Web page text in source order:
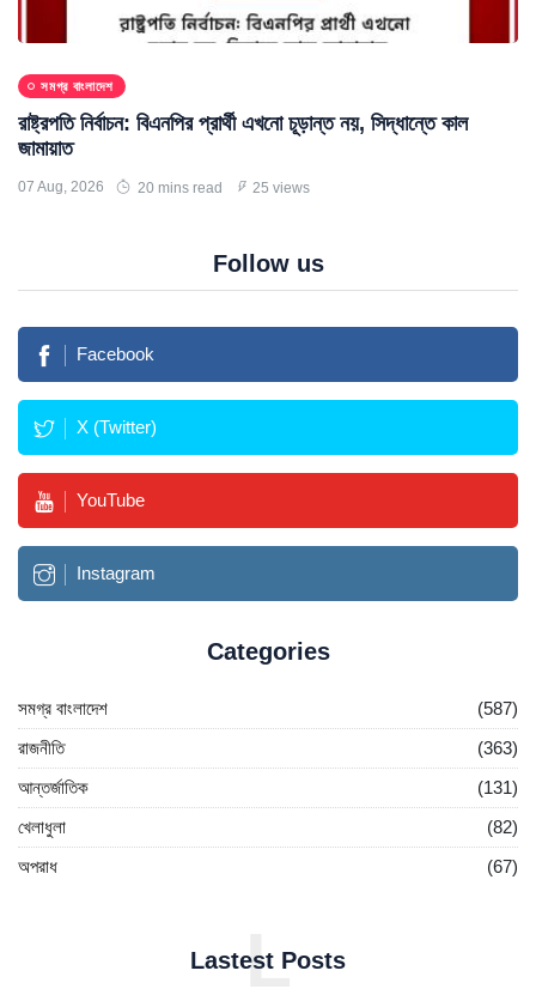
সমগ্র বাংলাদেশ
রাষ্ট্রপতি নির্বাচন: বিএনপির প্রার্থী এখনো চূড়ান্ত নয়, সিদ্ধান্তে কাল
জামায়াত
07 Aug, 2026 20 mins read 25 views
Follow us
Facebook
X (Twitter)
YouTube
Instagram
Categories
সমগ্র বাংলাদেশ
(587)
রাজনীতি
(363)
আন্তর্জাতিক
(131)
খেলাধুলা
(82)
অপরাধ
(67)
Lastest Posts
L